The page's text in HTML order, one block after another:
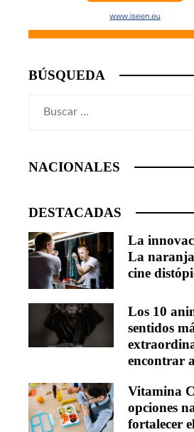
BÚSQUEDA
NACIONALES
DESTACADAS
La
La naranja
cine
Los 10
sentidos
encontrar
Vitamina
opciones
fortalecer